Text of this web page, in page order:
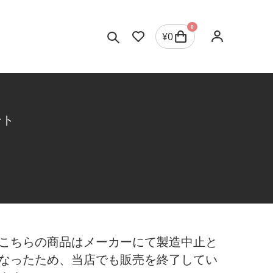
¥0
0
ちらの商品はメーカーにて製造中止と
ったため、当店でも販売を終了してい